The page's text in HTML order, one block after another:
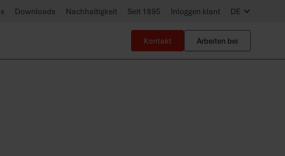
Downloads Nachhaltigkeit Seit 1895 Inloggen klant DE
Kontakt Arbeiten bei